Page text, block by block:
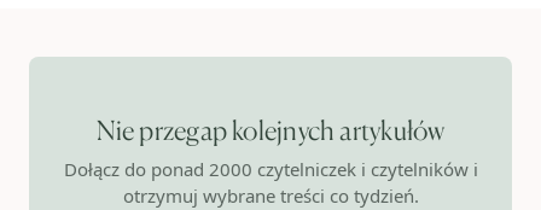
Nie przegap kolejnych artykułów
Dołącz do ponad 2000 czytelniczek i czytelników i
otrzymuj wybrane treści co tydzień.